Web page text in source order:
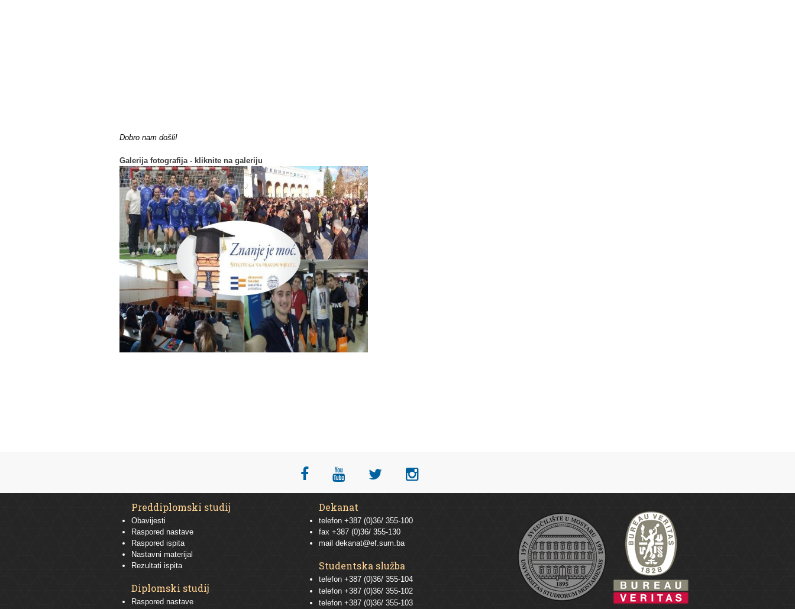
Dobro nam došli!
Galerija fotografija - kliknite na galeriju
Preddiplomski studij
Obavijesti
Raspored nastave
Raspored ispita
Nastavni materijal
Rezultati ispita
Diplomski studij
Raspored nastave
Dekanat
telefon +387 (0)36/ 355-100
fax +387 (0)36/ 355-130
mail dekanat@ef.sum.ba
Studentska služba
telefon +387 (0)36/ 355-104
telefon +387 (0)36/ 355-102
telefon +387 (0)36/ 355-103